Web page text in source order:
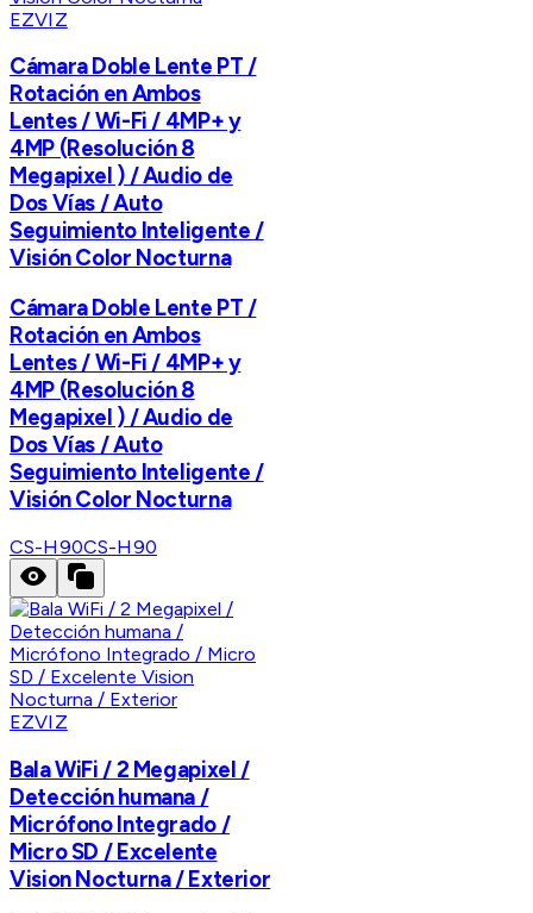
EZVIZ
Cámara Doble Lente PT /
Rotación en Ambos
Lentes / Wi-Fi / 4MP+ y
4MP (Resolución 8
Megapixel ) / Audio de
Dos Vías / Auto
Seguimiento Inteligente /
Visión Color Nocturna
Cámara Doble Lente PT /
Rotación en Ambos
Lentes / Wi-Fi / 4MP+ y
4MP (Resolución 8
Megapixel ) / Audio de
Dos Vías / Auto
Seguimiento Inteligente /
Visión Color Nocturna
CS-H90CS-H90
EZVIZ
Bala WiFi / 2 Megapixel /
Detección humana /
Micrófono Integrado /
Micro SD / Excelente
Vision Nocturna / Exterior